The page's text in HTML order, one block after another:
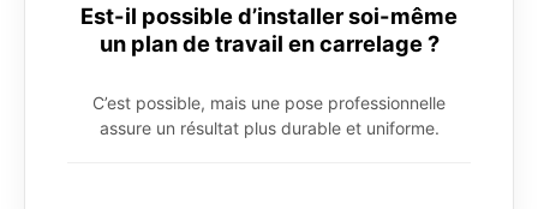
Est-il possible d’installer soi-même
un plan de travail en carrelage ?
C’est possible, mais une pose professionnelle
assure un résultat plus durable et uniforme.